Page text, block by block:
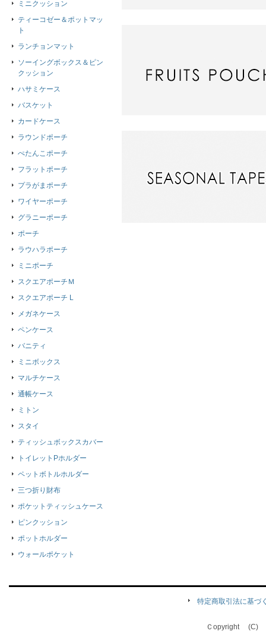
ミニクッション
ティーコゼー＆ポットマッ
ト
ランチョンマット
ソーイングボックス＆ピン
クッション
ハサミケース
バスケット
カードケース
ラウンドポーチ
ぺたんこポーチ
フラットポーチ
プラがまポーチ
ワイヤーポーチ
グラニーポーチ
ポーチ
ラウハラポーチ
ミニポーチ
スクエアポーチＭ
スクエアポーチ L
メガネケース
ペンケース
バニティ
ミニボックス
マルチケース
通帳ケース
ミトン
スタイ
ティッシュボックスカバー
トイレットPホルダー
ペットボトルホルダー
三つ折り財布
ポケットティッシュケース
ピンクッション
ポットホルダー
ウォールポケット
特定商取引法に基づ
Ｃopyright (C)